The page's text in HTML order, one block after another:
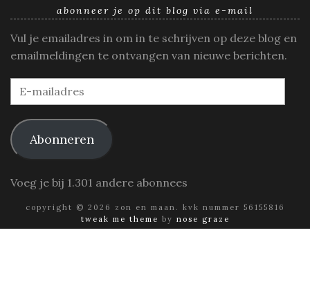
abonneer je op dit blog via e-mail
Vul je emailadres in om in te schrijven op deze blog en
emailmeldingen te ontvangen van nieuwe berichten.
E-
mailadres
Abonneren
Voeg je bij 1.301 andere abonnees
copyright © 2026 zon en maan. kvk nummer 56155816
tweak me theme by nose graze